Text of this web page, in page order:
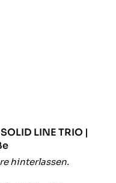
LINE TRIO |
hinterlassen.